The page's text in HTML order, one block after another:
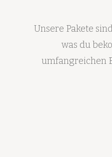
Unsere Pakete
was du
umfangreichen